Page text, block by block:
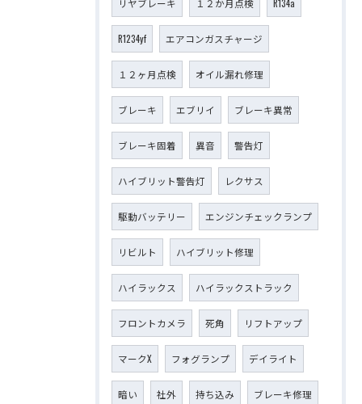
リヤブレーキ １２か月点検 R134a
R1234yf エアコンガスチャージ
１２ヶ月点検 オイル漏れ修理
ブレーキ エブリイ ブレーキ異常
ブレーキ固着 異音 警告灯
ハイブリット警告灯 レクサス
駆動バッテリー エンジンチェックランプ
リビルト ハイブリット修理
ハイラックス ハイラックストラック
フロントカメラ 死角 リフトアップ
マークX フォグランプ デイライト
暗い 社外 持ち込み ブレーキ修理